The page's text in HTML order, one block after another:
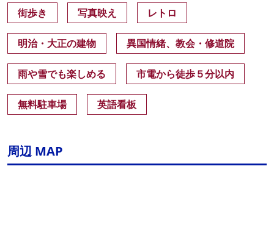
街歩き 写真映え レトロ
明治・大正の建物 異国情緒、教会・修道院
雨や雪でも楽しめる 市電から徒歩５分以内
無料駐車場 英語看板
周辺 MAP